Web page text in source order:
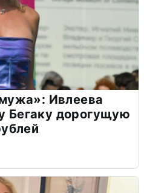
Ивлеева
Бегаку дорогущую